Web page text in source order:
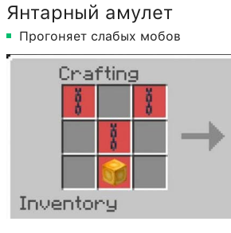
Янтарный амулет
Прогоняет слабых мобов